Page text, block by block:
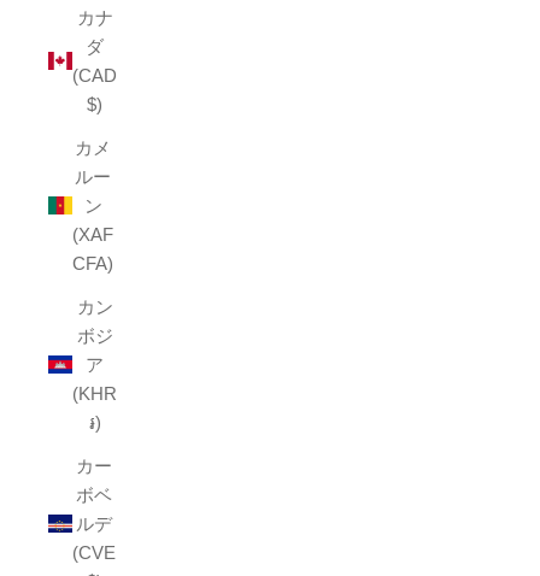
カナ
ダ
(CAD
$)
カメ
ルー
ン
(XAF
CFA)
カン
ボジ
ア
(KHR
៛)
カー
ボベ
ルデ
(CVE